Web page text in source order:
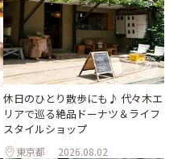
休日のひとり散歩にも♪ 代々木エ
リアで巡る絶品ドーナツ＆ライフ
スタイルショップ
東京都 2026.08.02